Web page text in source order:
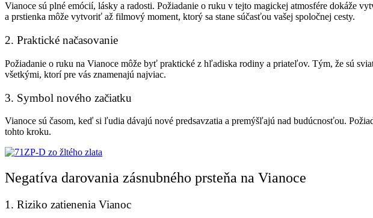
Vianoce sú plné emócií, lásky a radosti. Požiadanie o ruku v tejto magickej atmosfére dokáže
a prstienka môže vytvoriť až filmový moment, ktorý sa stane súčasťou vašej spoločnej cesty.
2. Praktické načasovanie
Požiadanie o ruku na Vianoce môže byť praktické z hľadiska rodiny a priateľov. Tým, že sú
všetkými, ktorí pre vás znamenajú najviac.
3. Symbol nového začiatku
Vianoce sú časom, keď si ľudia dávajú nové predsavzatia a premýšľajú nad budúcnosťou.
tohto kroku.
Negatíva darovania zásnubného prsteňa na Vianoce
1. Riziko zatienenia Vianoc